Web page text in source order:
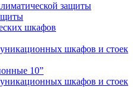
защиты
шкафов
шкафов и стоек
10”
шкафов и стоек